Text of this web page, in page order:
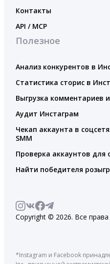
Контакты
API / MCP
Полезное
Анализ конкурентов в
Статистика сторис в
Выгрузка комментариев
Аудит Инстаграм
Чекап аккаунта в
SMM
Проверка аккаунтов для
Найти победителя
Copyright © 2026. Все
*Instagram и Facebook